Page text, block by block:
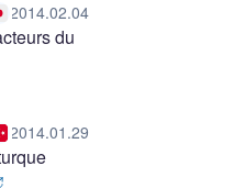
2014.02.04
du
2014.01.29